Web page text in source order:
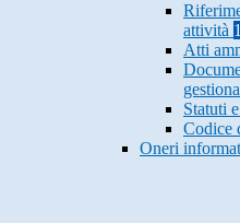
attività 1
Atti
Statuti
Codice
Oneri